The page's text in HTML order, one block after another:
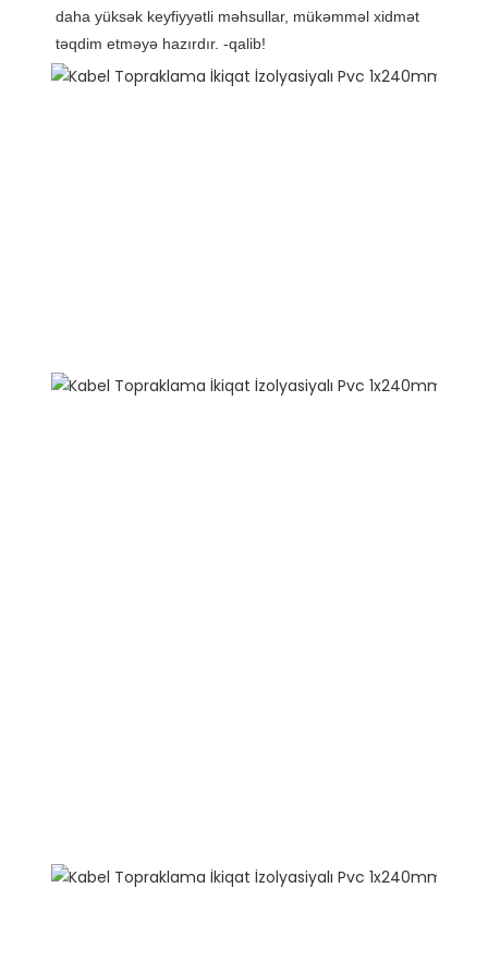
daha yüksək keyfiyyətli məhsullar, mükəmməl xidmət